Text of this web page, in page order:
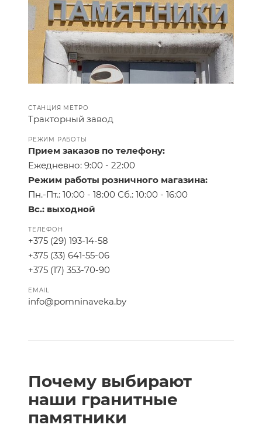
СТАНЦИЯ МЕТРО
Тракторный завод
РЕЖИМ РАБОТЫ
Прием заказов по телефону:
Ежедневно: 9:00 - 22:00
Режим работы розничного магазина:
Пн.-Пт.: 10:00 - 18:00 Сб.: 10:00 - 16:00
Вс.: выходной
ТЕЛЕФОН
+375 (29) 193-14-58
+375 (33) 641-55-06
+375 (17) 353-70-90
EMAIL
info@pomninaveka.by
Почему выбирают
наши гранитные
памятники